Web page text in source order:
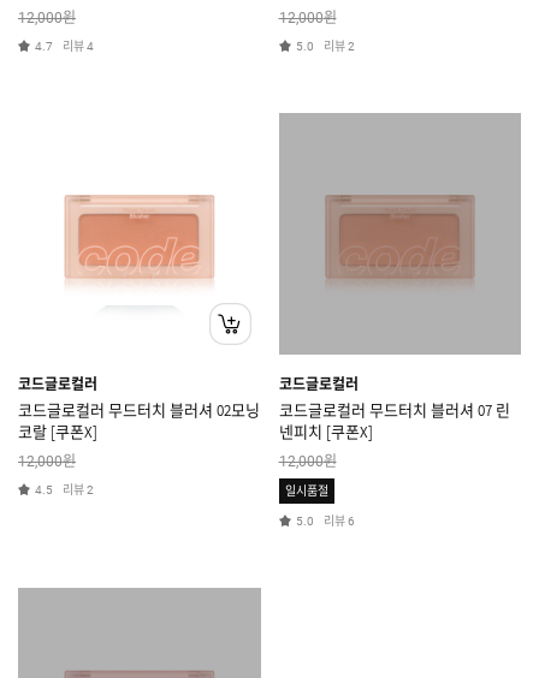
12,000원
4.7 리뷰4
12,000원
5.0 리뷰2
코드글로컬러
코드글로컬러 무드터치 블러셔 02모닝
코랄 [쿠폰X]
12,000원
4.5 리뷰2
코드글로컬러
코드글로컬러 무드터치 블러셔 07 린
넨피치 [쿠폰X]
12,000원
일시품절
5.0 리뷰6